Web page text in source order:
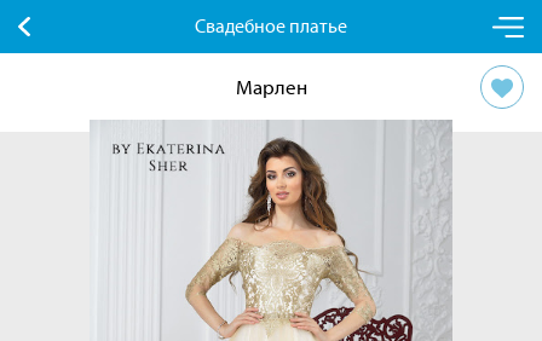
Свадебное платье
Марлен